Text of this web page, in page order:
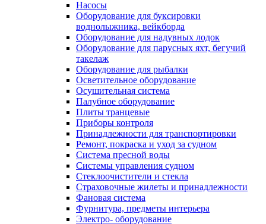
Насосы
Оборудование для буксировки
воднолыжника, вейкборда
Оборудование для надувных лодок
Оборудование для парусных яхт, бегучий
такелаж
Оборудование для рыбалки
Осветительное оборудование
Осушительная система
Палубное оборудование
Плиты транцевые
Приборы контроля
Принадлежности для транспортировки
Ремонт, покраска и уход за судном
Система пресной воды
Системы управления судном
Стеклоочистители и стекла
Страховочные жилеты и принадлежности
Фановая система
Фурнитура, предметы интерьера
Электро- оборудование